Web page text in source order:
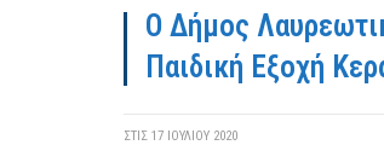
Ο Δήμος
Παιδική Εξοχή
ΣΤΙΣ 17 ΙΟΥΛΊΟΥ 2020